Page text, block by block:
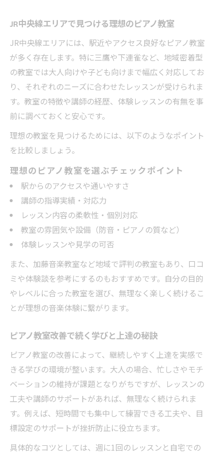
JR中央線エリアで見つける理想のピアノ教室
JR中央線エリアには、駅近やアクセス良好なピアノ教室
が多く存在します。特に三鷹や下連雀など、地域密着型
の教室では大人向けや子ども向けまで幅広く対応してお
り、それぞれのニーズに合わせたレッスンが受けられま
す。教室の特徴や講師の経歴、体験レッスンの有無を事
前に調べておくと安心です。
理想の教室を見つけるためには、以下のようなポイント
を比較しましょう。
理想のピアノ教室を選ぶチェックポイント
駅からのアクセスや通いやすさ
講師の指導実績・対応力
レッスン内容の柔軟性・個別対応
教室の雰囲気や設備（防音・ピアノの質など）
体験レッスンや見学の可否
また、加藤音楽教室など地域で評判の教室もあり、口コ
ミや体験談を参考にするのもおすすめです。自分の目的
やレベルに合った教室を選び、無理なく楽しく続けるこ
とが理想の音楽体験に繋がります。
ピアノ教室改善で続く学びと上達の秘訣
ピアノ教室の改善によって、継続しやすく上達を実感で
きる学びの環境が整います。大人の場合、忙しさやモチ
ベーションの維持が課題となりがちですが、レッスンの
工夫や講師のサポートがあれば、無理なく続けられま
す。例えば、短時間でも集中して練習できる工夫や、目
標設定のサポートが挫折防止に役立ちます。
具体的なコツとしては、週に1回のレッスンと自宅での